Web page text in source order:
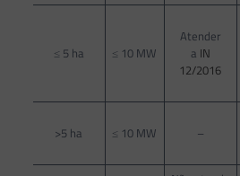
≤ 5 ha ≤ 10 MW
Atender
a IN
12/2016
>5 ha ≤ 10 MW –